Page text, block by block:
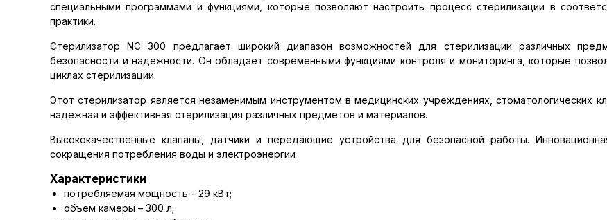
специальными программами и функциями, которые позволяют настроить процесс стерилизации в
практики.
Стерилизатор NC 300 предлагает широкий диапазон возможностей для стерилизации различных
безопасности и надежности. Он обладает современными функциями контроля и мониторинга, которые
циклах стерилизации.
Этот стерилизатор является незаменимым инструментом в медицинских учреждениях, стоматологических
надежная и эффективная стерилизация различных предметов и материалов.
Высококачественные клапаны, датчики и передающие устройства для безопасной работы.
сокращения потребления воды и электроэнергии
Характеристики
потребляемая мощность – 29 кВт;
объем камеры – 300 л;